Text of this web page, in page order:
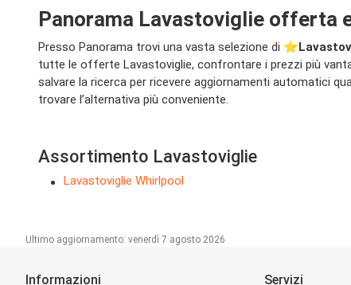
Panorama Lavastoviglie offerta
Presso Panorama trovi una vasta selezione di ⭐️
tutte le offerte Lavastoviglie, confrontare i prezzi più
salvare la ricerca per ricevere aggiornamenti automatici
trovare l’alternativa più conveniente.
Assortimento Lavastoviglie
Lavastoviglie Whirlpool
Ultimo aggiornamento: venerdì 7 agosto 2026
Informazioni Servizi